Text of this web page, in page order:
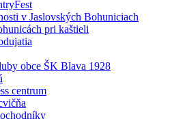
v Jaslovských Bohuniciach
pri kaštieli
obce ŠK Blava 1928
centrum